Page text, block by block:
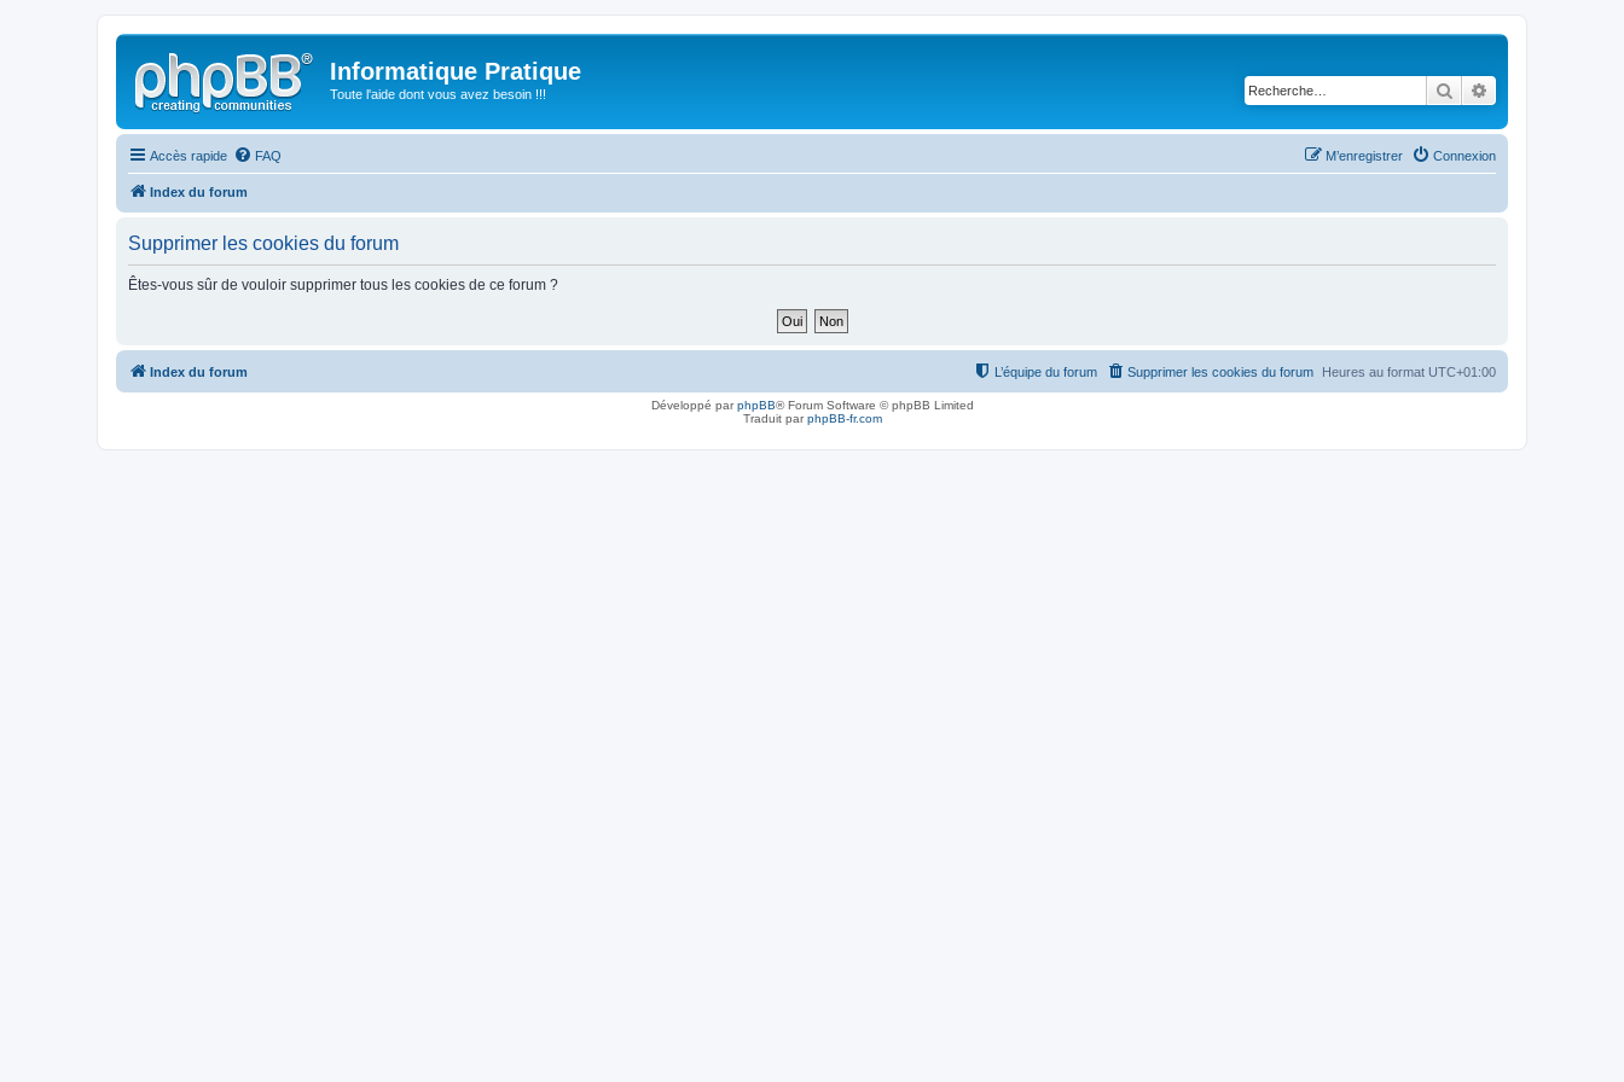
Informatique Pratique
Toute l'aide dont vous avez besoin !!! Rechercher
Accès rapide FAQ Connexion
M’enregistrer
Index du forum
Supprimer les cookies du forum
Êtes-vous sûr de vouloir supprimer tous les cookies de ce forum ?
Index du forum Heures au format UTC+01:00
Supprimer les cookies du forum
L’équipe du forum
Développé parphpBB® Forum Software © phpBB Limited
Traduit parphpBB-fr.com